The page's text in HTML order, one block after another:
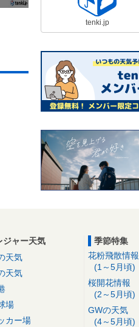
tenki.jp
ジャー天気
天気
天気
場
カー場
季節特集
花粉飛散情報
(1～5月頃)
桜開花情報
(2～5月頃)
GWの天気
(4～5月頃)